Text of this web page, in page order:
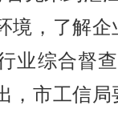
境， 了解
业综合督
，市工信